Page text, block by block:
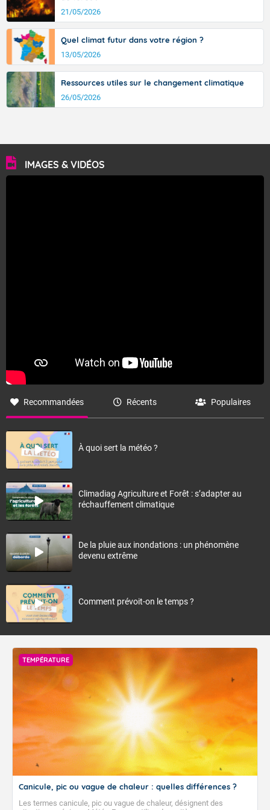
21/05/2026
Quel climat futur dans votre région ?
13/05/2026
Ressources utiles sur le changement climatique
26/05/2026
IMAGES & VIDÉOS
Recommandées Récents Populaires
À quoi sert la météo ?
Climadiag Agriculture et Forêt : s’adapter au
réchauffement climatique
De la pluie aux inondations : un phénomène
devenu extrême
Comment prévoit-on le temps ?
TEMPÉRATURE
Canicule, pic ou vague de chaleur : quelles différences ?
Les termes canicule, pic ou vague de chaleur, désignent des